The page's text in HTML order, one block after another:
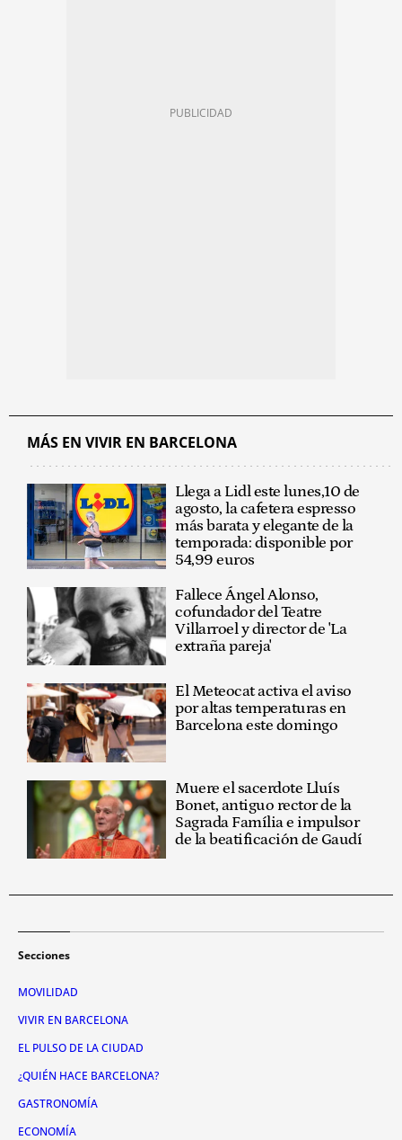
MÁS EN VIVIR EN BARCELONA
Llega a Lidl este lunes,10 de
agosto, la cafetera espresso
más barata y elegante de la
temporada: disponible por
54,99 euros
Fallece Ángel Alonso,
cofundador del Teatre
Villarroel y director de 'La
extraña pareja'
El Meteocat activa el aviso
por altas temperaturas en
Barcelona este domingo
Muere el sacerdote Lluís
Bonet, antiguo rector de la
Sagrada Família e impulsor
de la beatificación de Gaudí
Secciones
MOVILIDAD
VIVIR EN BARCELONA
EL PULSO DE LA CIUDAD
¿QUIÉN HACE BARCELONA?
GASTRONOMÍA
ECONOMÍA